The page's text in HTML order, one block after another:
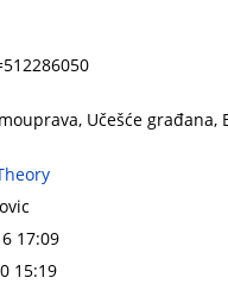
Učešće
17:09
15:19